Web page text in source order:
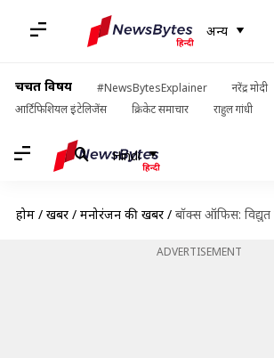
अन्य
चर्चित विषय #NewsBytesExplainer
नरेंद्र मोदी
आर्टिफिशियल इंटेलिजेंस
क्रिकेट समाचार राहुल गांधी
Hindi
होम / खबरें / मनोरंजन की खबरें / बॉक्स ऑफिस: विद्युत जामवाल की
ADVERTISEMENT